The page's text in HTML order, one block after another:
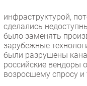
инфраструктурой,
сделались
было заменять
зарубежные
были разрушены
российские вендоры
возросшему спросу